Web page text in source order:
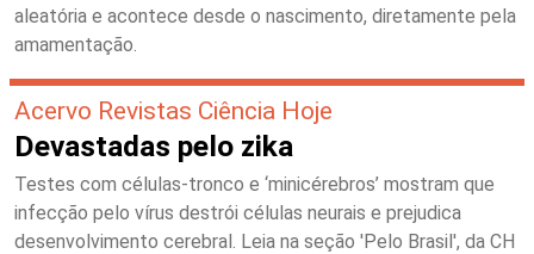
aleatória e acontece desde o nascimento, diretamente pela
amamentação.
Acervo Revistas Ciência Hoje
Devastadas pelo zika
Testes com células-tronco e ‘minicérebros’ mostram que
infecção pelo vírus destrói células neurais e prejudica
desenvolvimento cerebral. Leia na seção 'Pelo Brasil', da CH